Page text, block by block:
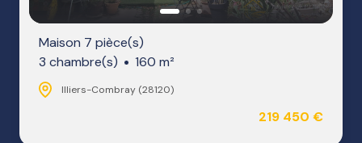
Maison 7 pièce(s)
3 chambre(s)
160 m²
Illiers-Combray (28120)
219 450 €